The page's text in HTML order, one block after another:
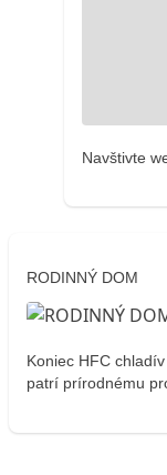
Navštivte
RODINNÝ DOM
Koniec HFC
patrí prírodnému